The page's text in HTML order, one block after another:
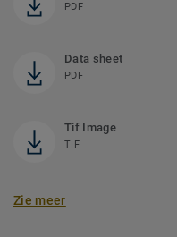
PDF
Data sheet
PDF
Tif Image
TIF
Zie meer